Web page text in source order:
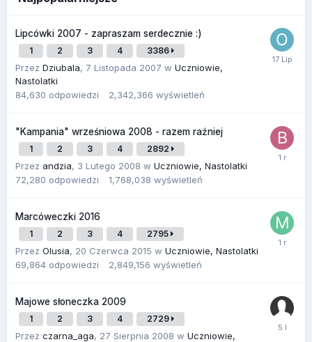
Lipcówki 2007 - zapraszam serdecznie :)
1 2 3 4 3386
Przez Dziubala, 7 Listopada 2007 w Uczniowie,
Nastolatki
84,630 odpowiedzi 2,342,366 wyświetleń
"Kampania" wrześniowa 2008 - razem raźniej
1 2 3 4 2892
Przez andzia, 3 Lutego 2008 w Uczniowie, Nastolatki
72,280 odpowiedzi 1,768,038 wyświetleń
Marcóweczki 2016
1 2 3 4 2795
Przez Olusia, 20 Czerwca 2015 w Uczniowie, Nastolatki
69,864 odpowiedzi 2,849,156 wyświetleń
Majowe słoneczka 2009
1 2 3 4 2729
Przez czarna_aga, 27 Sierpnia 2008 w Uczniowie,